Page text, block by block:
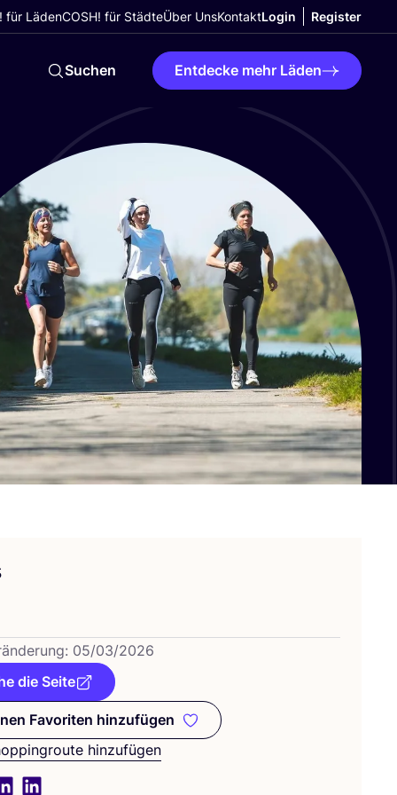
für LädenCOSH! für StädteÜber UnsKontaktLogin Register
Suchen Entdecke mehr Läden
05/03/2026
die Seite
Favoriten hinzufügen
Zu meinen Favoriten hinzufügen
hinzufügen